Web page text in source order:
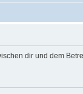
dir und dem